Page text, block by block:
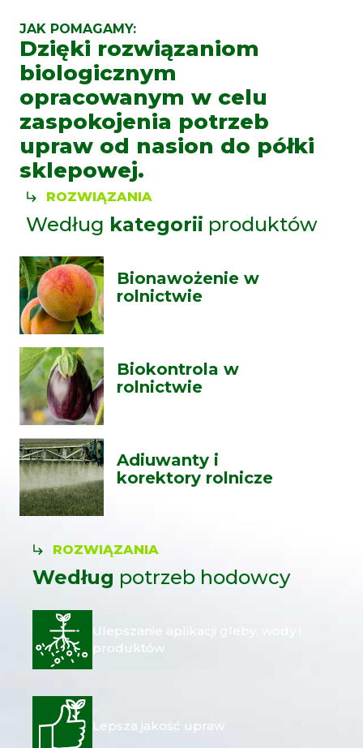
JAK POMAGAMY:
Dzięki rozwiązaniom
biologicznym
opracowanym w celu
zaspokojenia potrzeb
upraw od nasion do półki
sklepowej.
ROZWIĄZANIA
Według kategorii produktów
Bionawożenie w
rolnictwie
Biokontrola w
rolnictwie
Adiuwanty i
korektory rolnicze
ROZWIĄZANIA
Według potrzeb hodowcy
Ulepszanie aplikacji gleby, wody i
produktów
Lepsza jakość upraw